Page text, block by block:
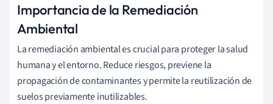
Importancia de la Remediación
Ambiental
La remediación ambiental es crucial para proteger la salud
humana y el entorno. Reduce riesgos, previene la
propagación de contaminantes y permite la reutilización de
suelos previamente inutilizables.